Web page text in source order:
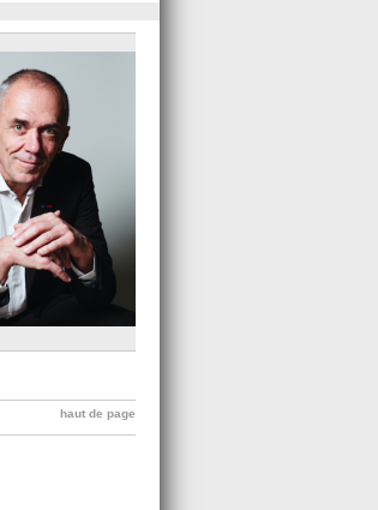
haut de page